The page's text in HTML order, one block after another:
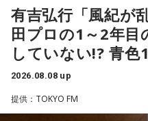
輝き、Jリーグ通算228試合
45試合出場で9ゴールを記
はW杯アジア地区最終予選に
を引退した後は、サッカー解
活かしながら幅広く活動して
◆福田正博がW杯ブラジル戦
有吉弘行「風紀が
田プロの1～2年目
していない!? 青色
2026.08.08 up
提供：TOKYO FM